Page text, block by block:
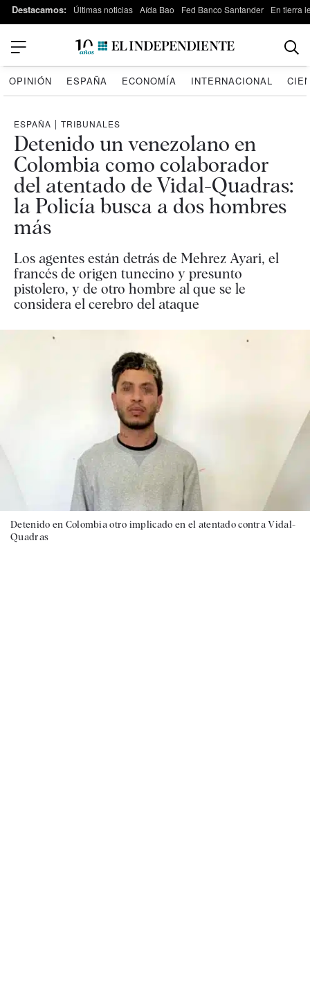
Destacamos: Últimas noticias Aída Bao Fed Banco Santander En tierra
OPINIÓN ESPAÑA ECONOMÍA INTERNACIONAL
ESPAÑA | TRIBUNALES
Detenido un venezolano en
Colombia como colaborador
del atentado de Vidal-Quadras:
la Policía busca a dos hombres
más
Los agentes están detrás de Mehrez Ayari, el
francés de origen tunecino y presunto
pistolero, y de otro hombre al que se le
considera el cerebro del ataque
Detenido en Colombia otro implicado en el atentado contra Vidal-
Quadras